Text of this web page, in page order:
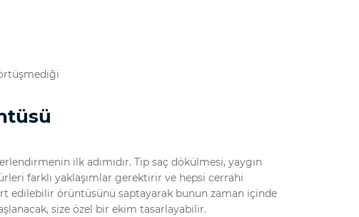
ilk adımıdır. Tip saç dökülmesi, yaygın
farklı yaklaşımlar gerektirir ve hepsi cerrahi
edilebilir örüntüsünü saptayarak bunun zaman içinde
size özel bir ekim tasarlayabilir.